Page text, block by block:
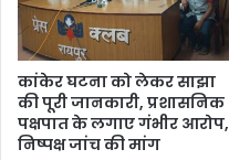
कांकेर घटना को लेकर साझा
की पूरी जानकारी, प्रशासनिक
पक्षपात के लगाए गंभीर आरोप,
निष्पक्ष जांच की मांग